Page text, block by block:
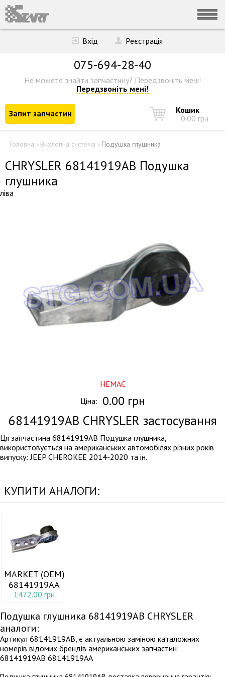
Вхід Реєстрація
075-694-28-40
Не можете знайти запчастину? Передзвоніть мені!
Передзвоніть мені!
Запит запчастин
Кошик
0.00 грн
Головна > Вихлопна система > Подушка глушника
CHRYSLER 68141919AB Подушка
глушника
ліва
НЕМАЄ
Ціна: 0.00 грн
68141919AB CHRYSLER застосування
Ця запчастина 68141919AB Подушка глушника,
використовується на американських автомобілях різних років
випуску: JEEP CHEROKEE 2014-2020 та ін.
КУПИТИ АНАЛОГИ:
MARKET (OEM)
68141919AA
1472.00 грн
Подушка глушника 68141919AB CHRYSLER
аналоги:
Артикул 68141919AB, є актуальною заміною каталожних
номерів відомих брендів американських запчастин:
68141919AB 68141919AA